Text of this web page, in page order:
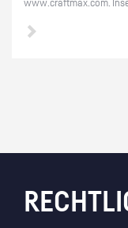
www.​craftmax.​com.